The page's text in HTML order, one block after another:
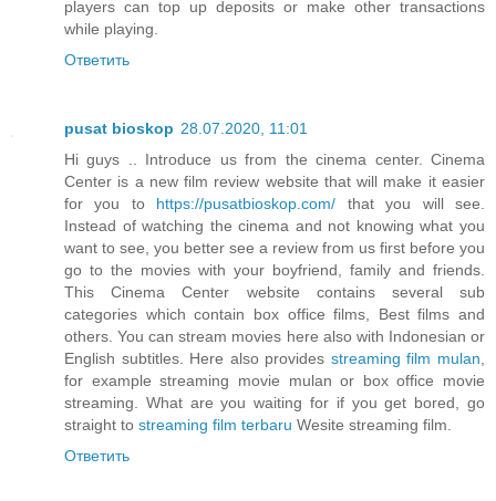
players can top up deposits or make other transactions
while playing.
Ответить
pusat bioskop 28.07.2020, 11:01
Hi guys .. Introduce us from the cinema center. Cinema
Center is a new film review website that will make it easier
for you to https://pusatbioskop.com/ that you will see.
Instead of watching the cinema and not knowing what you
want to see, you better see a review from us first before you
go to the movies with your boyfriend, family and friends.
This Cinema Center website contains several sub
categories which contain box office films, Best films and
others. You can stream movies here also with Indonesian or
English subtitles. Here also provides streaming film mulan
for example streaming movie mulan or box office movie
streaming. What are you waiting for if you get bored, go
straight to streaming film terbaru Wesite streaming film.
Ответить